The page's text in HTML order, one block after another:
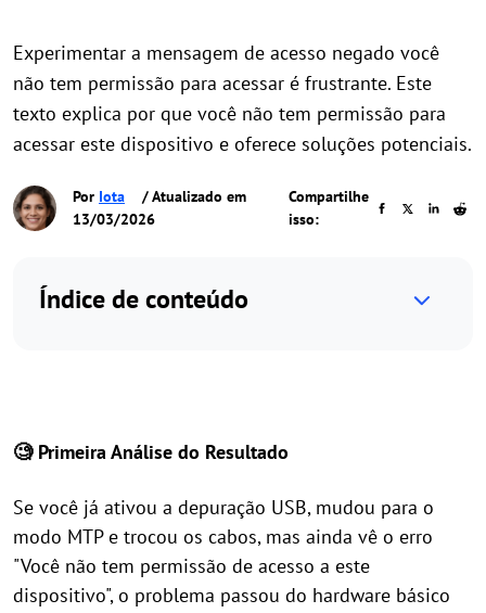
Experimentar a mensagem de acesso negado você
não tem permissão para acessar é frustrante. Este
texto explica por que você não tem permissão para
acessar este dispositivo e oferece soluções potenciais.
Por Iota
/ Atualizado em
13/03/2026
Compartilhe
isso:
Índice de conteúdo
🧐 Primeira Análise do Resultado
Se você já ativou a depuração USB, mudou para o
modo MTP e trocou os cabos, mas ainda vê o erro
"Você não tem permissão de acesso a este
dispositivo", o problema passou do hardware básico